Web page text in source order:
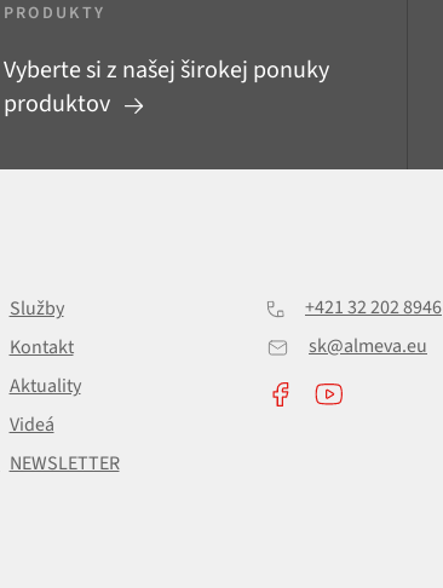
PRODUKTY
Vyberte si z našej širokej ponuky
produktov
Služby
Kontakt
Aktuality
Videá
NEWSLETTER
+421 32 202 8946
sk@almeva.eu